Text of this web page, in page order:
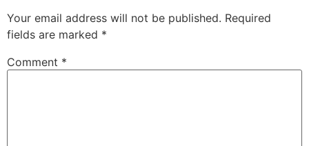
Your email address will not be published. Required
fields are marked *
Comment *